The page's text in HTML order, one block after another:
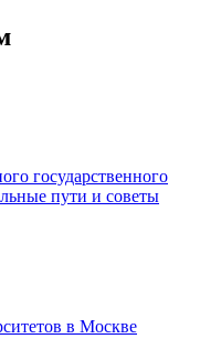
государственного
пути и советы
в Москве